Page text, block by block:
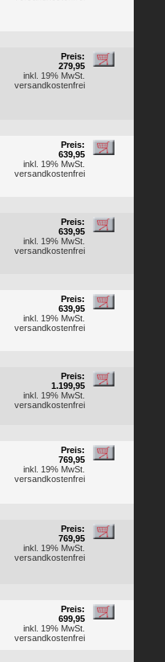
Preis:
279,95
inkl. 19% MwSt.
versandkostenfrei
Preis:
639,95
inkl. 19% MwSt.
versandkostenfrei
Preis:
639,95
inkl. 19% MwSt.
versandkostenfrei
Preis:
639,95
inkl. 19% MwSt.
versandkostenfrei
Preis:
1.199,95
inkl. 19% MwSt.
versandkostenfrei
Preis:
769,95
inkl. 19% MwSt.
versandkostenfrei
Preis:
769,95
inkl. 19% MwSt.
versandkostenfrei
Preis:
699,95
inkl. 19% MwSt.
versandkostenfrei